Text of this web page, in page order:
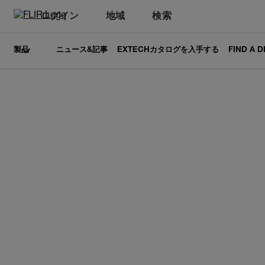
ログイン 地域 検索
製品 ニュース&記事 EXTECHカタログを入手する FIND A